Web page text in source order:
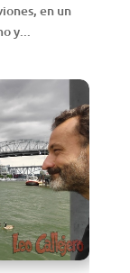
en un
y...